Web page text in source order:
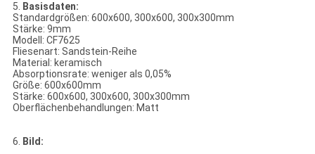
5. Basisdaten:
Standardgrößen: 600x600, 300x600, 300x300mm
Stärke: 9mm
Modell: CF7625
Fliesenart: Sandstein-Reihe
Material: keramisch
Absorptionsrate: weniger als 0,05%
Größe: 600x600mm
Stärke: 600x600, 300x600, 300x300mm
Oberflächenbehandlungen: Matt
6. Bild: